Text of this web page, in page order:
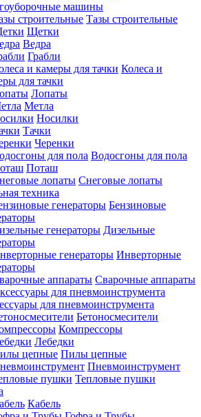
машины
Тазы строительные
Щетки
Ведра
Грабли
Колеса и
для тачки
Лопаты
Метла
Носилки
Тачки
Черенки
Водосгоны для пола
Поташ
Снеговые лопаты
техника
Бензиновые
Дизельные
Инверторные
Сварочные аппараты
для пневмоинструмента
Бетоносмесители
Компрессоры
Лебедки
Пилы цепные
Пневмоинструмент
Тепловые пушки
Кабель